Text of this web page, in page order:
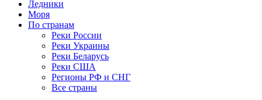
Ледники
Моря
По странам
Реки России
Реки Украины
Реки Беларусь
Реки США
Регионы РФ и СНГ
Все страны